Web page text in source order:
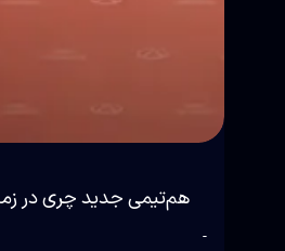
هم‌تیمی جدید چری در
-